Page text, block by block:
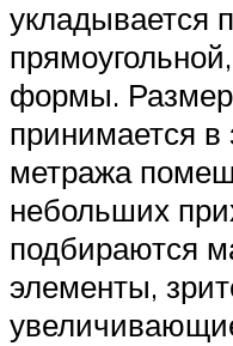
укладывается
формы.
принимается в
метража
небольших
подбираются
элементы,